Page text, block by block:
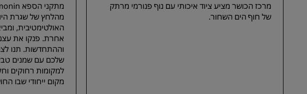
מרכז הכושר מציע ציוד איכותי עם נוף פנורמי מרתק
של חוף הים השחור.
מהלחץ של שגרת
האולטימטיבית,
אחרת. פנקו את
וההתחדשות. תנו
שלכם עם שמנים
למקומות רחוקים
מקום ייחודי שבו